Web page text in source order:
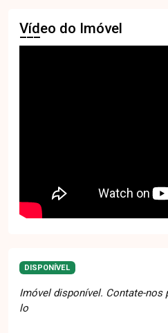
Vídeo do Imóvel
DISPONÍVEL
Imóvel disponível. Contate-nos
lo